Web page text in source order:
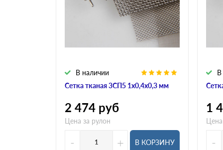
Сетка тканая 3СП5 1х0,4х0,3 мм
В наличии
2 474 руб
Цена за рулон
- + В КОРЗИНУ
В
1
-